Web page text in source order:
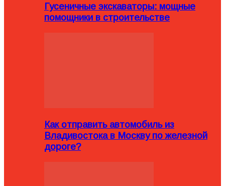
Гусеничные экскаваторы: мощные
помощники в строительстве
Как отправить автомобиль из
Владивостока в Москву по железной
дороге?